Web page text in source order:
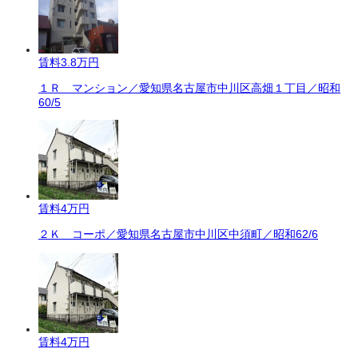
賃料3.8万円
１Ｒ マンション／愛知県名古屋市中川区高畑１丁目／昭和
60/5
賃料4万円
２Ｋ コーポ／愛知県名古屋市中川区中須町／昭和62/6
賃料4万円